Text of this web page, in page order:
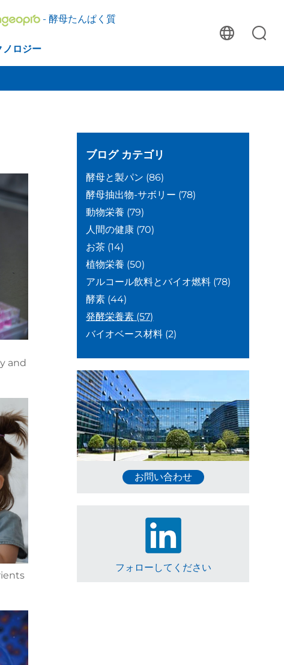
- 酵母たんぱく質
ノロジー
and
ブログ カテゴリ
酵母と製パン (86)
酵母抽出物-サボリー (78)
動物栄養 (79)
人間の健康 (70)
お茶 (14)
植物栄養 (50)
アルコール飲料とバイオ燃料 (78)
酵素 (44)
発酵栄養素 (57)
バイオベース材料 (2)
お問い合わせ
フォローしてください